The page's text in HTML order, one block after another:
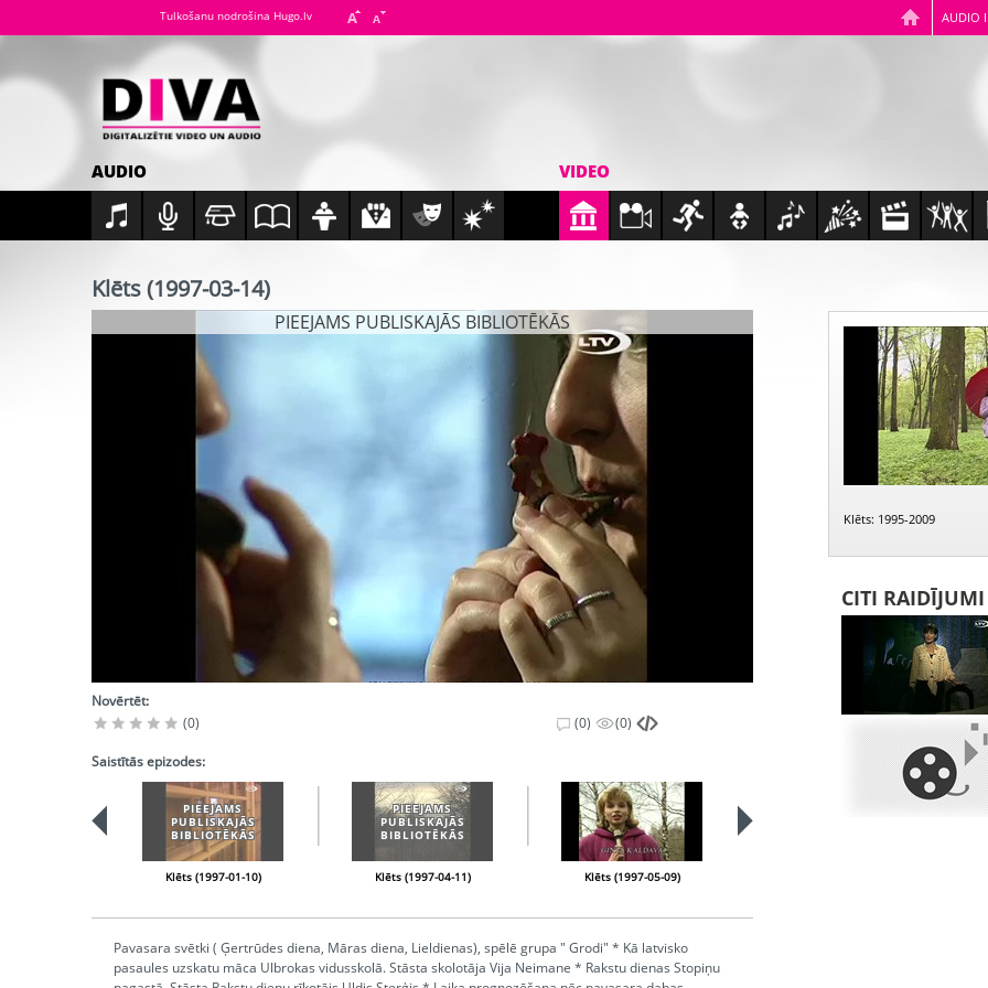
AUDIO
Tulkošanu nodrošina Hugo.lv
AUDIO VIDEO
Klēts (1997-03-14)
PIEEJAMS PUBLISKAJĀS BIBLIOTĒKĀS
Novērtēt:
(0)
(0) (0)
Saistītās epizodes:
PIEEJAMS
PUBLISKAJĀS
BIBLIOTĒKĀS
Klēts (1997-01-10)
PIEEJAMS
PUBLISKAJĀS
BIBLIOTĒKĀS
Klēts (1997-04-11) Klēts (1997-05-09)
PIEEJAMS
Pavasara svētki ( Ģertrūdes diena, Māras diena, Lieldienas), spēlē grupa " Grodi" * Kā latvisko
pasaules uzskatu māca Ulbrokas vidusskolā. Stāsta skolotāja Vija Neimane * Rakstu dienas Stopiņu
Klēts: 1995-2009
CITI